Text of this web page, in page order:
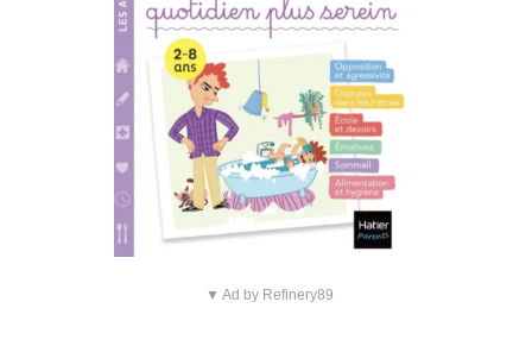
▼ Ad by Refinery89